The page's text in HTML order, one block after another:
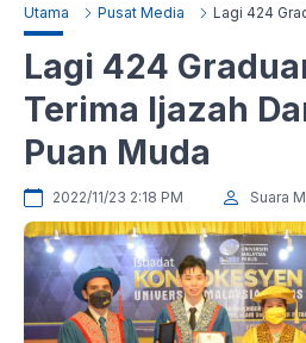
Utama Pusat Media
Lagi 424
Terima Ijazah
Puan Muda
2022/11/23 2:18 PM Suara